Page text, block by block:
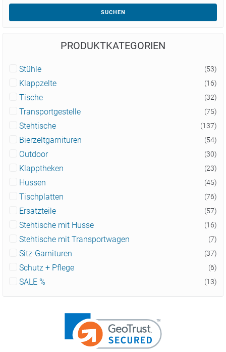
SUCHEN
PRODUKTKATEGORIEN
Stühle (53)
Klappzelte (16)
Tische (32)
Transportgestelle (75)
Stehtische (137)
Bierzeltgarnituren (54)
Outdoor (30)
Klapptheken (23)
Hussen (45)
Tischplatten (76)
Ersatzteile (57)
Stehtische mit Husse (16)
Stehtische mit Transportwagen (7)
Sitz-Garnituren (37)
Schutz + Pflege (6)
SALE % (13)